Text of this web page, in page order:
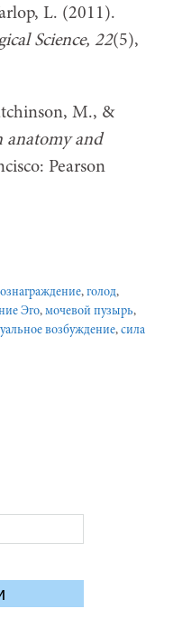
L. (2011).
Science, 22(5),
M., &
anatomy and
Pearson
, голод,
Эго, мочевой пузырь,
возбуждение, сила